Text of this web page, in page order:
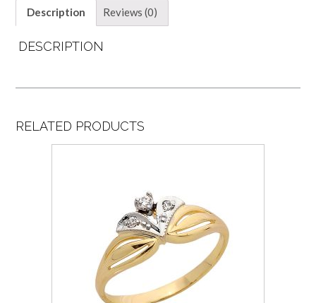
Description Reviews (0)
DESCRIPTION
RELATED PRODUCTS